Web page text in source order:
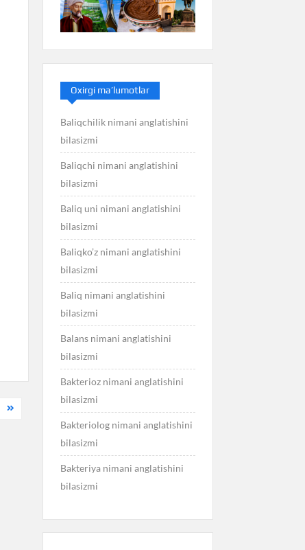
Oxirgi ma’lumotlar
Baliqchilik nimani anglatishini
bilasizmi
Baliqchi nimani anglatishini
bilasizmi
Baliq uni nimani anglatishini
bilasizmi
Baliqko’z nimani anglatishini
bilasizmi
Baliq nimani anglatishini
bilasizmi
Balans nimani anglatishini
bilasizmi
Bakterioz nimani anglatishini
bilasizmi
Bakteriolog nimani anglatishini
bilasizmi
Bakteriya nimani anglatishini
bilasizmi